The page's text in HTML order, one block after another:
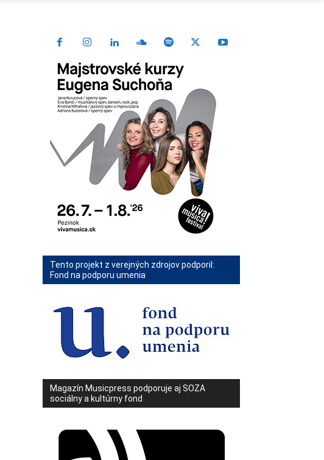
Tento projekt z verejných zdrojov podporil:
Fond na podporu umenia
Magazín Musicpress podporuje aj SOZA
sociálny a kultúrny fond